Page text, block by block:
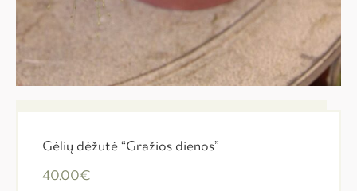
Gėlių dėžutė “Gražios dienos”
40.00€